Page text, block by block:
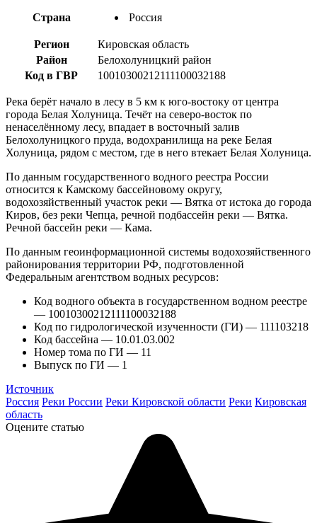
Страна Россия
Регион
Кировская область
Район
Белохолуницкий район
Код в ГВР
10010300212111100032188
Река берёт начало в лесу в 5 км к юго-востоку от центра
города Белая Холуница. Течёт на северо-восток по
ненаселённому лесу, впадает в восточный залив
Белохолуницкого пруда, водохранилища на реке Белая
Холуница, рядом с местом, где в него втекает Белая Холуница.
По данным государственного водного реестра России
относится к Камскому бассейновому округу,
водохозяйственный участок реки — Вятка от истока до города
Киров, без реки Чепца, речной подбассейн реки — Вятка.
Речной бассейн реки — Кама.
По данным геоинформационной системы водохозяйственного
районирования территории РФ, подготовленной
Федеральным агентством водных ресурсов:
Код водного объекта в государственном водном реестре
— 10010300212111100032188
Код по гидрологической изученности (ГИ) — 111103218
Код бассейна — 10.01.03.002
Номер тома по ГИ — 11
Выпуск по ГИ — 1
Источник
Россия Реки России Реки Кировской области Реки Кировская
область
Оцените статью